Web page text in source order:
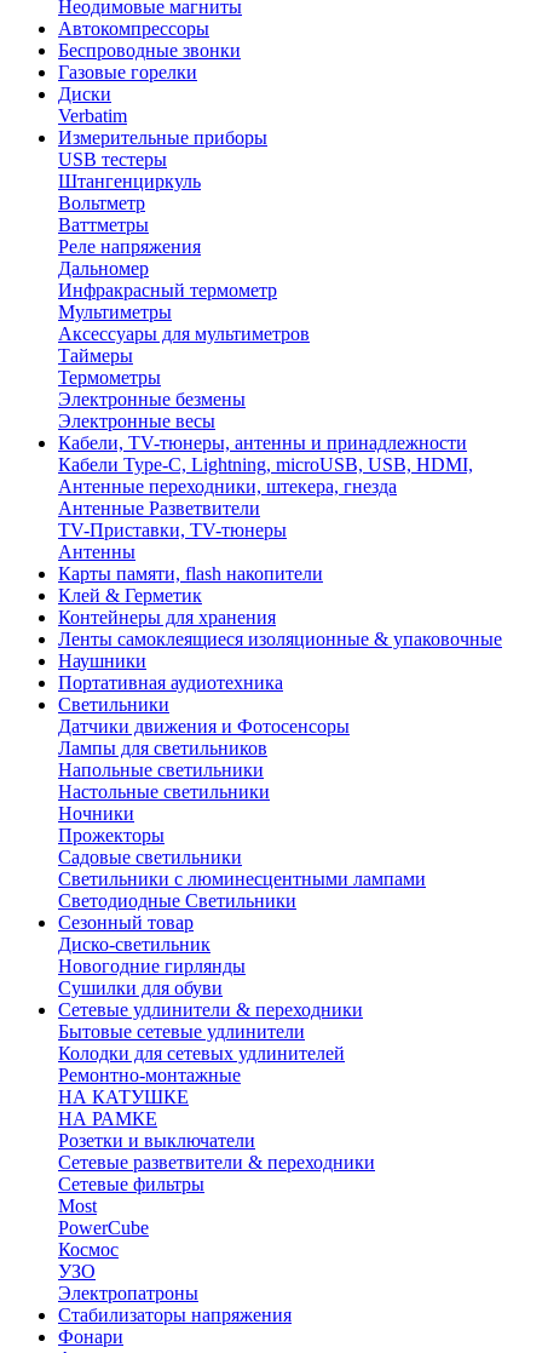
Неодимовые магниты
Автокомпрессоры
Беспроводные звонки
Газовые горелки
Диски
Verbatim
Измерительные приборы
USB тестеры
Штангенциркуль
Вольтметр
Ваттметры
Реле напряжения
Дальномер
Инфракрасный термометр
Мультиметры
Аксессуары для мультиметров
Таймеры
Термометры
Электронные безмены
Электронные весы
Кабели, TV-тюнеры, антенны и принадлежности
Кабели Type-C, Lightning, microUSB, USB, HDMI,
Антенные переходники, штекера, гнезда
Антенные Разветвители
TV-Приставки, TV-тюнеры
Антенны
Карты памяти, flash накопители
Клей & Герметик
Контейнеры для хранения
Ленты самоклеящиеся изоляционные & упаковочные
Наушники
Портативная аудиотехника
Светильники
Датчики движения и Фотосенсоры
Лампы для светильников
Напольные светильники
Настольные светильники
Ночники
Прожекторы
Садовые светильники
Светильники с люминесцентными лампами
Светодиодные Светильники
Сезонный товар
Диско-светильник
Новогодние гирлянды
Сушилки для обуви
Сетевые удлинители & переходники
Бытовые сетевые удлинители
Колодки для сетевых удлинителей
Ремонтно-монтажные
НА КАТУШКЕ
НА РАМКЕ
Розетки и выключатели
Сетевые разветвители & переходники
Сетевые фильтры
Most
PowerCube
Космос
УЗО
Электропатроны
Стабилизаторы напряжения
Фонари